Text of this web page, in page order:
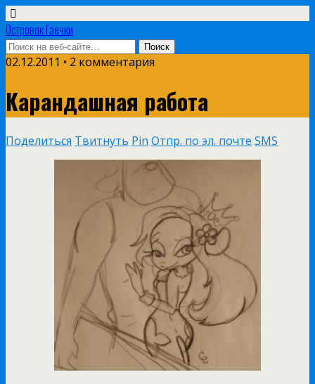
Островок Гаечки
02.12.2011 • 2 комментария
Карандашная работа
Поделиться Твитнуть Pin Отпр. по эл. почте SMS